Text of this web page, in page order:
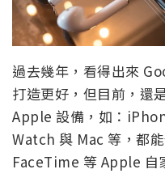
過去幾年，看得出來
打造更好，但目前，還
Apple 設備，如：
Watch 與 Mac 等，都
FaceTime 等 Apple 自